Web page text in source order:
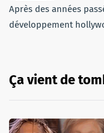
Après des années
développement
Ça vient de